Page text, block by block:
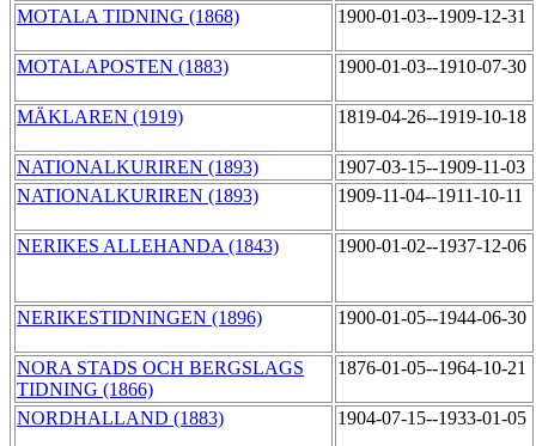
MOTALA TIDNING (1868) 1900-01-03--1909-12-31
MOTALAPOSTEN (1883) 1900-01-03--1910-07-30
MÄKLAREN (1919) 1819-04-26--1919-10-18
NATIONALKURIREN (1893)
1907-03-15--1909-11-03
NATIONALKURIREN (1893)
1909-11-04--1911-10-11
NERIKES ALLEHANDA (1843) 1900-01-02--1937-12-06
NERIKESTIDNINGEN (1896) 1900-01-05--1944-06-30
NORA STADS OCH BERGSLAGS
TIDNING (1866)
1876-01-05--1964-10-21
NORDHALLAND (1883) 1904-07-15--1933-01-05